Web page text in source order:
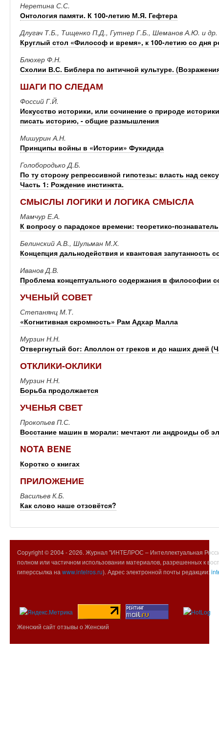
Неретина С.С.
Онтология памяти. К 100-летию М.Я. Гефтера
Длугач Т.Б., Тищенко П.Д., Гутнер Г.Б., Шеманов А.Ю. и др.
Круглый стол «Философ и время», к 100-летию со дня
Блюхер Ф.Н.
Схолии В.С. Библера по античной культуре.
ШАГИ ПО СЛЕДАМ
Фоссий Г.Й.
Искусство историки, или сочинение о природе
писать историю, - общие размышления
Мишурин А.Н.
Принципы войны в «Истории» Фукидида
Голобородько Д.Б.
По ту сторону репрессивной гипотезы: власть над
Часть 1: Рождение инстинкта.
СМЫСЛЫ ЛОГИКИ И ЛОГИКА СМЫСЛА
Мамчур Е.А.
К вопросу о парадоксе времени: теоретико-
Белинский А.В., Шульман М.Х.
Концепция дальнодействия и квантовая запутанность
Иванов Д.В.
Проблема концептуального содержания в философии
УЧЕНЫЙ СОВЕТ
Степанянц М.Т.
«Когнитивная скромность» Рам Адхар Малла
Мурзин Н.Н.
Отвергнутый бог: Аполлон от греков и до наших дней
ОТКЛИКИ-ОКЛИКИ
Мурзин Н.Н.
Борьба продолжается
УЧЕНЬЯ СВЕТ
Прокопьев П.С.
Восстание машин в морали: мечтают ли андроиды об
NOTA BENE
Коротко о книгах
ПРИЛОЖЕНИЕ
Васильев К.Б.
Как слово наше отзовётся?
Copyright © 2004 -2026. Журнал "ИНТЕЛРОС – Интеллектуальная
полном или частичном использовании материалов, разрешенных к
гиперссылка на www.intelros.ru). Адрес электронной почты редакции:
Женский сайт отзывы о Женский